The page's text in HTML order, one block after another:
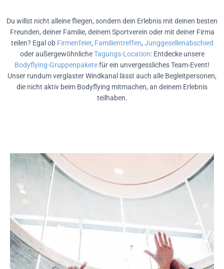
Du willst nicht alleine fliegen, sondern dein Erlebnis mit deinen besten
Freunden, deiner Familie, deinem Sportverein oder mit deiner Firma
teilen? Egal ob Firmenfeier, Familientreffen, Junggesellenabschied
oder außergewöhnlicheTagungs-Location: Entdecke unsere
Bodyflying-Gruppenpaketefür ein unvergessliches Team-Event!
Unser rundum verglaster Windkanal lässt auch alle Begleitpersonen,
die nicht aktiv beim Bodyflying mitmachen, an deinem Erlebnis
teilhaben.